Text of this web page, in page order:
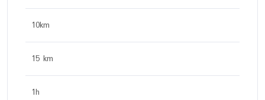
10km
15 km
1h